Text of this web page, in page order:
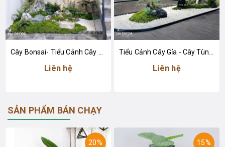
Liên hệ Liên hệ
SẢN PHẨM BÁN CHẠY
20% 15%